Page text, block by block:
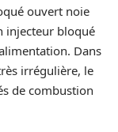
ouvert noie
injecteur bloqué
Dans
irrégulière, le
de combustion